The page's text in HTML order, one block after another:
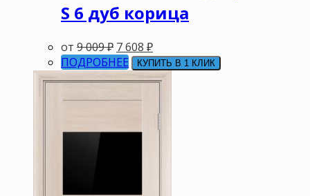
S 6 дуб корица
от 9 009₽ 7 608 ₽
ПОДРОБНЕЕ
КУПИТЬ В 1 КЛИК